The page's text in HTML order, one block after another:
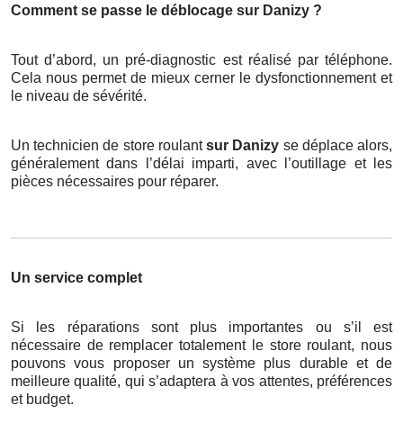
Comment se passe le déblocage sur Danizy ?
Tout d’abord, un pré-diagnostic est réalisé par téléphone.
Cela nous permet de mieux cerner le dysfonctionnement et
le niveau de sévérité.
Un technicien de store roulantsur Danizy se déplace alors,
généralement dans l’délai imparti, avec l’outillage et les
pièces nécessaires pour réparer.
Un service complet
Si les réparations sont plus importantes ou s’il est
nécessaire de remplacer totalement le store roulant, nous
pouvons vous proposer un système plus durable et de
meilleure qualité, qui s’adaptera à vos attentes, préférences
et budget.